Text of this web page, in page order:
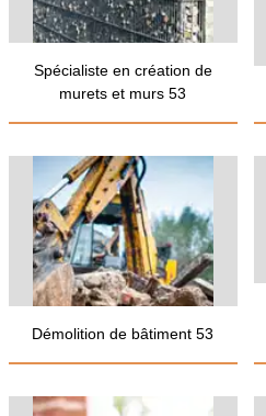
Spécialiste en création de
murets et murs 53
Démolition de bâtiment 53